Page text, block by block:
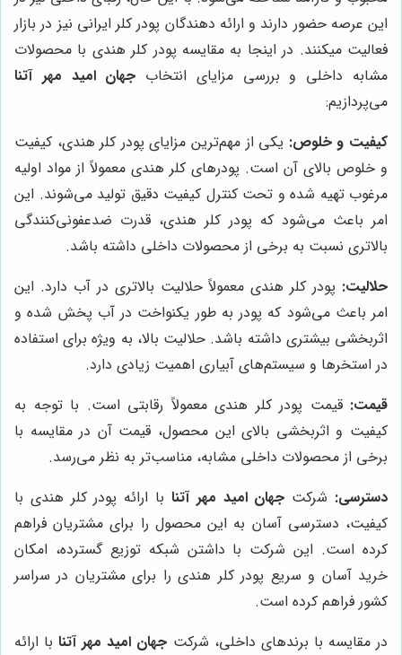
این عرصه حضور دارند و ارائه دهندگان پودر کلر ایرانی نیز در بازار
فعالیت میکنند. در اینجا به مقایسه پودر کلر هندی با محصولات
مشابه داخلی و بررسی مزایای انتخاب جهان امید مهر آتنا
می‌پردازیم:
کیفیت و خلوص: یکی از مهم‌ترین مزایای پودر کلر هندی، کیفیت
و خلوص بالای آن است. پودرهای کلر هندی معمولاً از مواد اولیه
مرغوب تهیه شده و تحت کنترل کیفیت دقیق تولید می‌شوند. این
امر باعث می‌شود که پودر کلر هندی، قدرت ضدعفونی‌کنندگی
بالاتری نسبت به برخی از محصولات داخلی داشته باشد.
حلالیت: پودر کلر هندی معمولاً حلالیت بالاتری در آب دارد. این
امر باعث می‌شود که پودر به طور یکنواخت در آب پخش شده و
اثربخشی بیشتری داشته باشد. حلالیت بالا، به ویژه برای استفاده
در استخرها و سیستم‌های آبیاری اهمیت زیادی دارد.
قیمت: قیمت پودر کلر هندی معمولاً رقابتی است. با توجه به
کیفیت و اثربخشی بالای این محصول، قیمت آن در مقایسه با
برخی از محصولات داخلی مشابه، مناسب‌تر به نظر می‌رسد.
دسترسی: شرکت جهان امید مهر آتنا با ارائه پودر کلر هندی با
کیفیت، دسترسی آسان به این محصول را برای مشتریان فراهم
کرده است. این شرکت با داشتن شبکه توزیع گسترده، امکان
خرید آسان و سریع پودر کلر هندی را برای مشتریان در سراسر
کشور فراهم کرده است.
در مقایسه با برندهای داخلی، شرکت جهان امید مهر آتنابا ارائه